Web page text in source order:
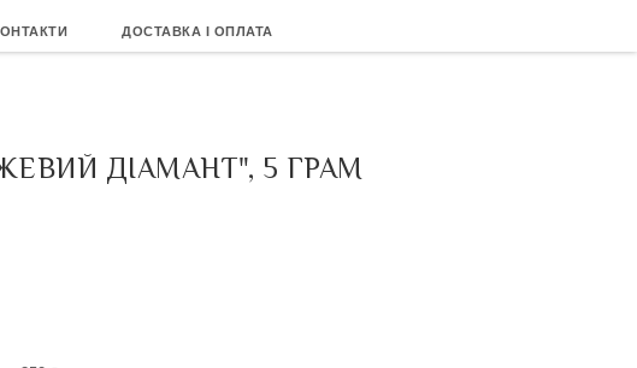
ДОСТАВКА І ОПЛАТА
ДІАМАНТ", 5 ГРАМ